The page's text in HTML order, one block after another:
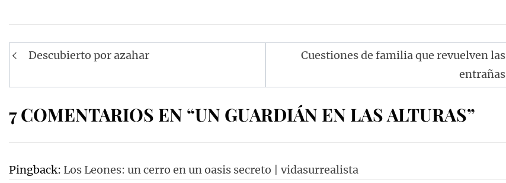
Navegación
entradas
Descubierto por azahar
Cuestiones de familia que revuelven las
entrañas
7 COMENTARIOS EN “UN GUARDIÁN EN LAS ALTURAS”
Pingback: Los Leones: un cerro en un oasis secreto | vidasurrealista